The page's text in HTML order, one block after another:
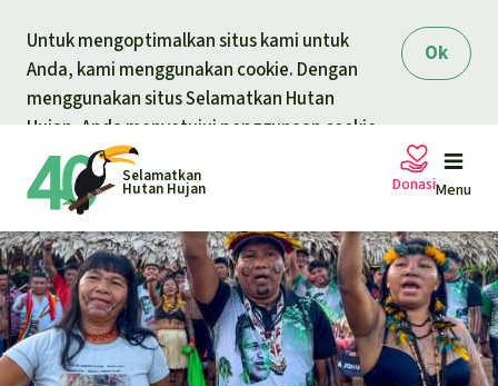
Ok
Untuk mengoptimalkan situs kami untuk
Anda, kami menggunakan cookie. Dengan
menggunakan situs Selamatkan Hutan
Hujan, Anda menyetujui penggunaan cookie.
Selamatkan
Hutan Hujan Menu
Petisi
Proyek
Donasi
Donasi umum